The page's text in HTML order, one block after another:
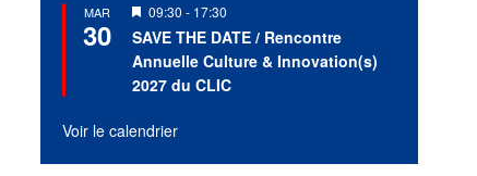
MAR
30
Mis
en
avant
09:30 - 17:30
SAVE THE DATE / Rencontre
Annuelle Culture & Innovation(s)
2027 du CLIC
Voir le calendrier